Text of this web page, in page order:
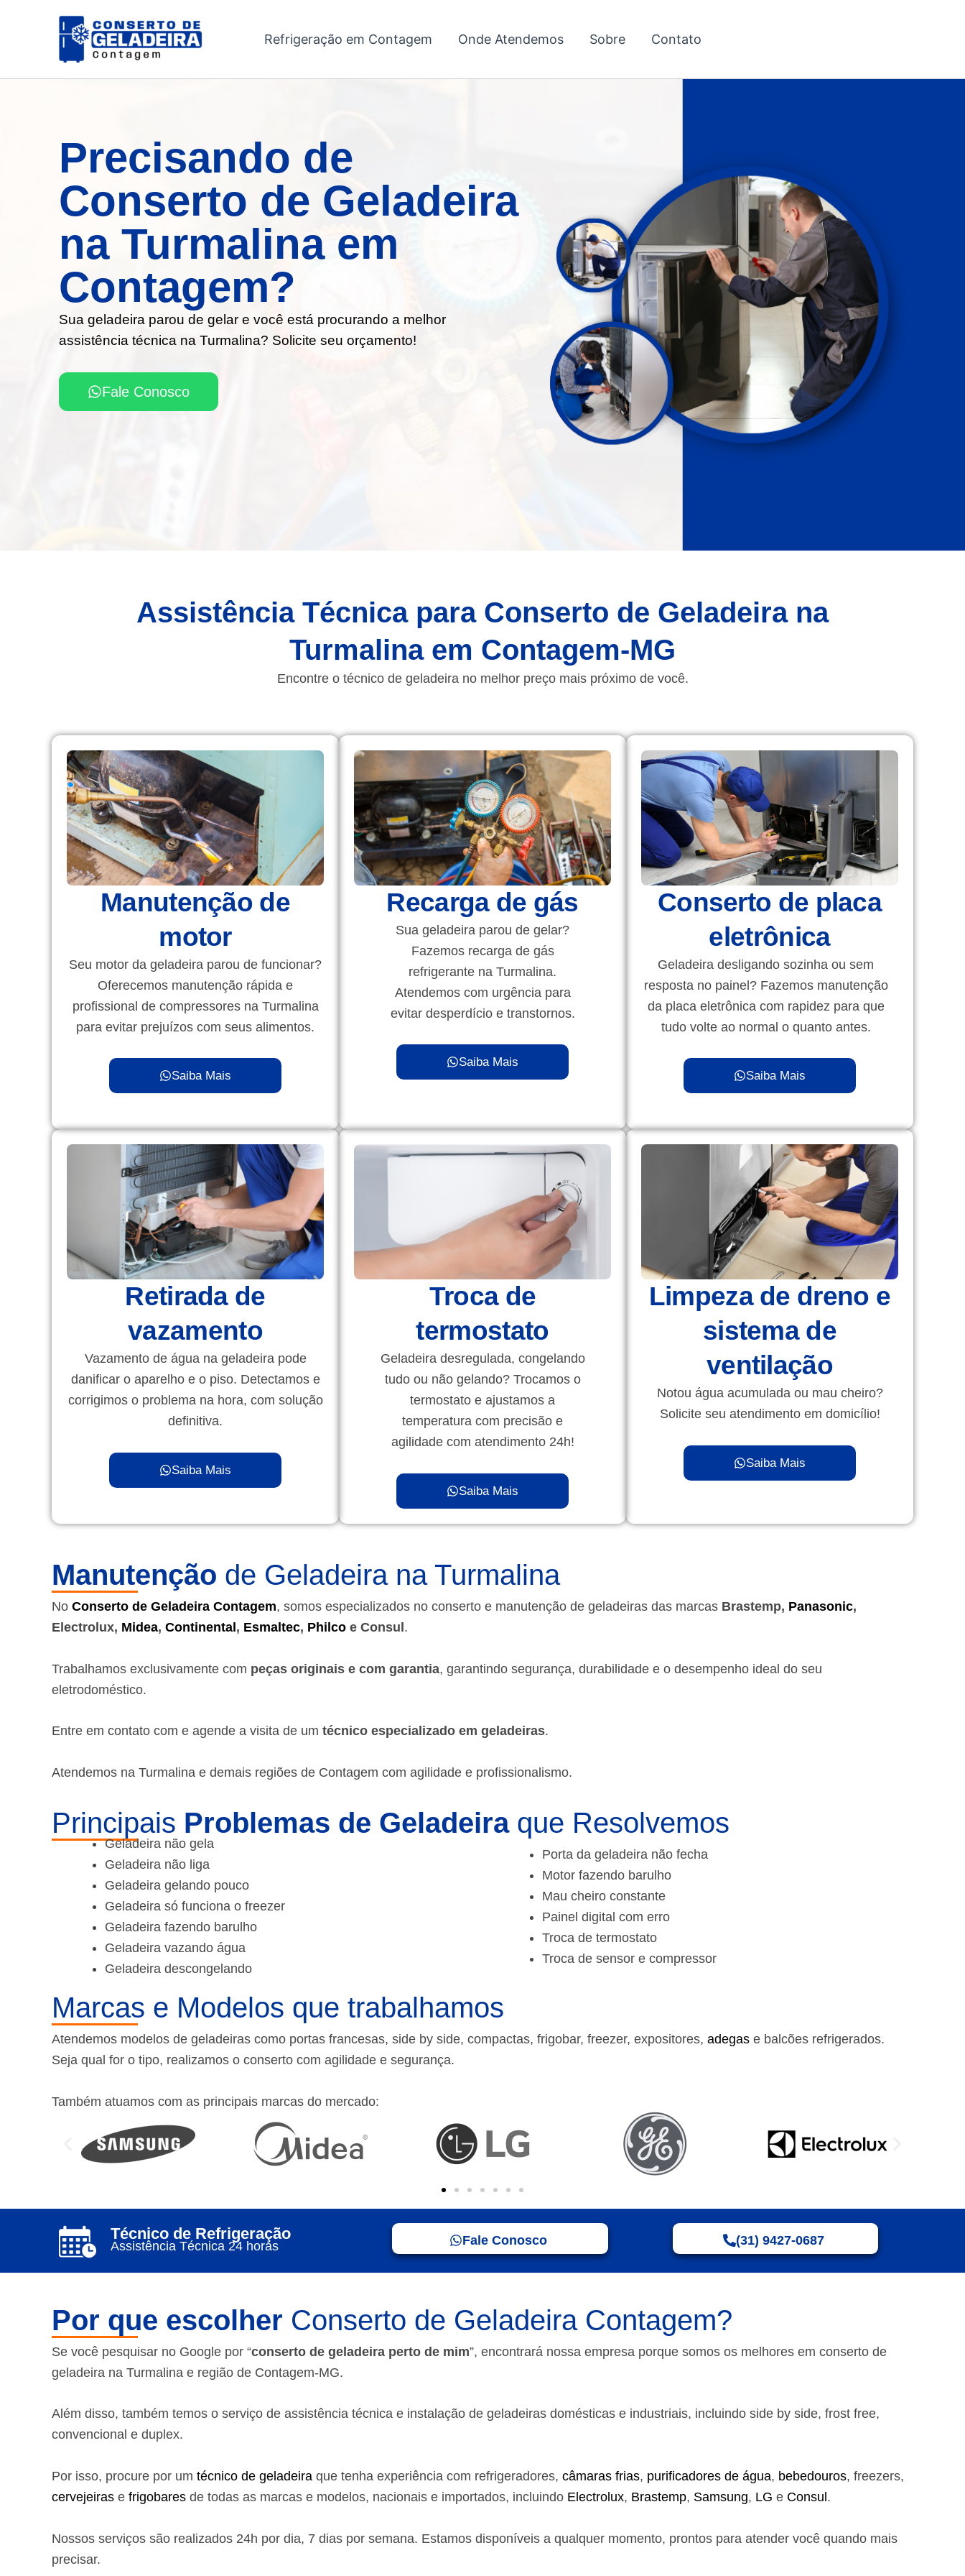
Refrigeração em Contagem Onde Atendemos Sobre Contato
Precisando de
Conserto de Geladeira
na Turmalina em
Contagem?
Sua geladeira parou de gelar e você está procurando a melhor
assistência técnica na Turmalina? Solicite seu orçamento!
Fale Conosco
Assistência Técnica para Conserto de Geladeira na
Turmalina em Contagem-MG​
Encontre o técnico de geladeira no melhor preço mais próximo de você.
Manutenção de
motor
Seu motor da geladeira parou de funcionar?
Oferecemos manutenção rápida e
profissional de compressores na Turmalina
para evitar prejuízos com seus alimentos.
Saiba Mais
Recarga de gás
Sua geladeira parou de gelar?
Fazemos recarga de gás
refrigerante na Turmalina.
Atendemos com urgência para
evitar desperdício e transtornos.
Saiba Mais
Conserto de placa
eletrônica
Geladeira desligando sozinha ou sem
resposta no painel? Fazemos manutenção
da placa eletrônica com rapidez para que
tudo volte ao normal o quanto antes.
Saiba Mais
Retirada de
vazamento
Vazamento de água na geladeira pode
danificar o aparelho e o piso. Detectamos e
corrigimos o problema na hora, com solução
definitiva.
Saiba Mais
Troca de
termostato
Geladeira desregulada, congelando
tudo ou não gelando? Trocamos o
termostato e ajustamos a
temperatura com precisão e
agilidade com atendimento 24h!
Saiba Mais
Limpeza de dreno e
sistema de
ventilação
Notou água acumulada ou mau cheiro?
Solicite seu atendimento em domicílio!
Saiba Mais
Manutenção de Geladeira na Turmalina
No Conserto de Geladeira Contagem, somos especializados no conserto e manutenção de geladeiras das marcas Brastemp, Panasonic,
Electrolux, Midea, Continental, Esmaltec, Philco e Consul.
Trabalhamos exclusivamente com peças originais e com garantia, garantindo segurança, durabilidade e o desempenho ideal do seu
eletrodoméstico.
Entre em contato com e agende a visita de um técnico especializado em geladeiras.
Atendemos na Turmalina e demais regiões de Contagem com agilidade e profissionalismo.
Principais Problemas de Geladeiraque Resolvemos
Geladeira não gela
Geladeira não liga
Geladeira gelando pouco
Geladeira só funciona o freezer
Geladeira fazendo barulho
Geladeira vazando água
Geladeira descongelando
Porta da geladeira não fecha
Motor fazendo barulho
Mau cheiro constante
Painel digital com erro
Troca de termostato
Troca de sensor e compressor
Marcas e Modelos que trabalhamos
Atendemos modelos de geladeiras como portas francesas, side by side, compactas, frigobar, freezer, expositores, adegas e balcões refrigerados.
Seja qual for o tipo, realizamos o conserto com agilidade e segurança.
Também atuamos com as principais marcas do mercado:
Técnico de Refrigeração
Assistência Técnica 24 horas Fale Conosco (31) 9427-0687
Por que escolher Conserto de Geladeira Contagem?
Se você pesquisar no Google por “conserto de geladeira perto de mim”, encontrará nossa empresa porque somos os melhores em conserto de
geladeira na Turmalina e região de Contagem-MG.
Além disso, também temos o serviço de assistência técnica e instalação de geladeiras domésticas e industriais, incluindo side by side, frost free,
convencional e duplex.
Por isso, procure por um técnico de geladeira que tenha experiência com refrigeradores, câmaras frias, purificadores de água, bebedouros, freezers,
cervejeiras e frigobares de todas as marcas e modelos, nacionais e importados, incluindo Electrolux, Brastemp, Samsung, LG e Consul .
Nossos serviços são realizados 24h por dia, 7 dias por semana. Estamos disponíveis a qualquer momento, prontos para atender você quando mais
precisar.